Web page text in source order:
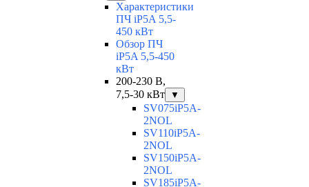
Характеристики
ПЧ iP5A 5,5-
450 кВт
Обзор ПЧ
iP5A 5,5-450
кВт
200-230 В,
7,5-30 кВт
▼
SV075iP5A-
2NOL
SV110iP5A-
2NOL
SV150iP5A-
2NOL
SV185iP5A-